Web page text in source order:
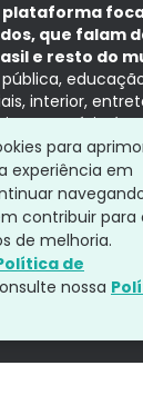
plataforma
que falam
e resto do
interior,
e a notícia é
do Grupo Aratu.
de privacidade
para
experiência em
contribuir para
de melhoria.
de
nossa